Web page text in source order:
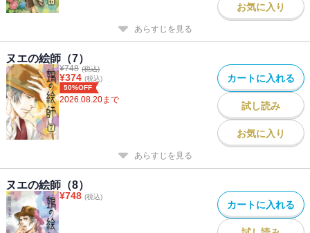
お気に入り
あらすじを見る
ヌエの絵師（7）
¥748 (税込)
¥374 (税込)
50%OFF
2026.08.20まで
カートに入れる
試し読み
お気に入り
あらすじを見る
ヌエの絵師（8）
¥748 (税込)
カートに入れる